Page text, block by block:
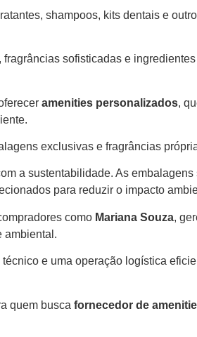
shampoos, kits dentais e
sofisticadas e
amenities personalizados,
exclusivas e fragrâncias
a sustentabilidade. As
para reduzir o impacto
como Mariana Souza,
ambiental.
e uma operação logística
quem busca fornecedor de